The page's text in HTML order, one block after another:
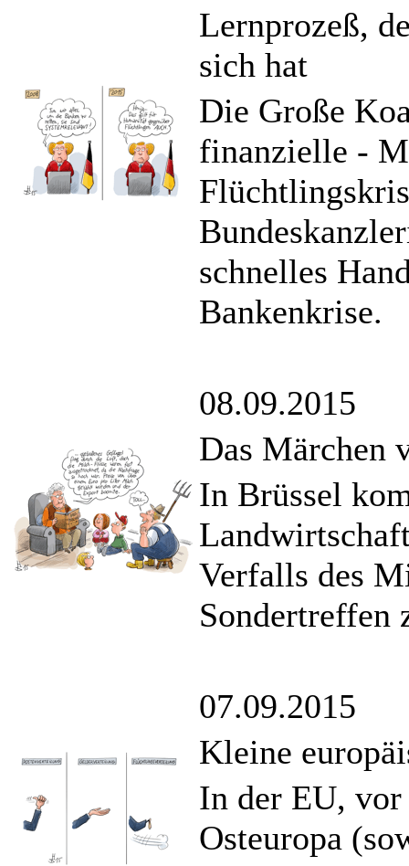
Lernprozeß,
sich hat
Die Große
finanzielle -
schnelles
Bankenkrise.
08.09.2015
Das Märchen
In Brüssel
Verfalls des
Sondertreffen
07.09.2015
Kleine
In der EU,
Osteuropa